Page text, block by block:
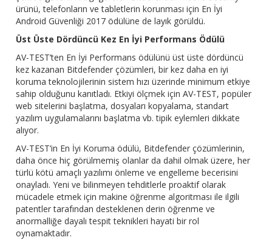
ürünü, telefonların ve tabletlerin korunması için En İyi
Android Güvenliği 2017 ödülüne de layık görüldü.
Üst Üste Dördüncü Kez En İyi Performans Ödülü
AV-TEST’ten En İyi Performans ödülünü üst üste dördüncü
kez kazanan Bitdefender çözümleri, bir kez daha en iyi
koruma teknolojilerinin sistem hızı üzerinde minimum etkiye
sahip olduğunu kanıtladı. Etkiyi ölçmek için AV-TEST, popüler
web sitelerini başlatma, dosyaları kopyalama, standart
yazılım uygulamalarını başlatma vb. tipik eylemleri dikkate
alıyor.
AV-TEST’in En İyi Koruma ödülü, Bitdefender çözümlerinin,
daha önce hiç görülmemiş olanlar da dahil olmak üzere, her
türlü kötü amaçlı yazılımı önleme ve engelleme becerisini
onayladı. Yeni ve bilinmeyen tehditlerle proaktif olarak
mücadele etmek için makine öğrenme algoritması ile ilgili
patentler tarafından desteklenen derin öğrenme ve
anormalliğe dayalı tespit teknikleri hayati bir rol
oynamaktadır.